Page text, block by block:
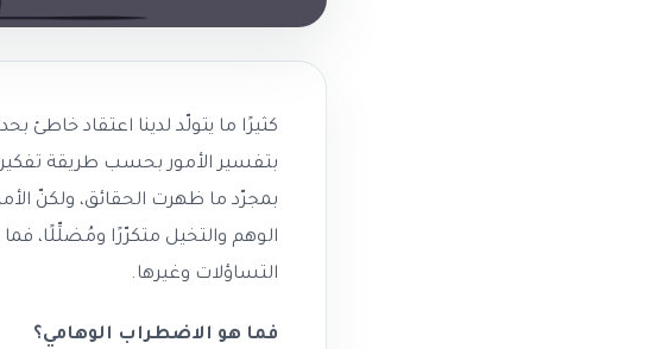
كثيرًا ما يتولّد لدينا اعتقاد خاطئ
بتفسير الأمور بحسب طريقة
بمجرّد ما ظهرت الحقائق، ولكنّ
الوهم والتخيل متكرّرًا ومُضلِّلًا،
التساؤلات وغيرها.
فما هو الاضطراب الوهامي؟